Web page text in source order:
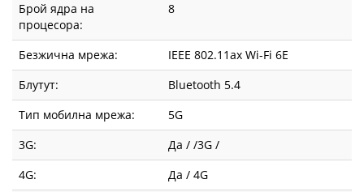
Брой ядра на
процесора:
8
Безжична мрежа:
IEEE 802.11ax Wi-Fi 6E
Блутут:
Bluetooth 5.4
Тип мобилна мрежа:
5G
3G:
Да / /3G /
4G:
Да / 4G